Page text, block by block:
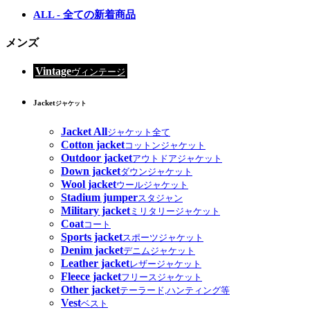
ALL - 全ての新着商品
メンズ
Vintageヴィンテージ
Jacketジャケット
Jacket Allジャケット全て
Cotton jacketコットンジャケット
Outdoor jacketアウトドアジャケット
Down jacketダウンジャケット
Wool jacketウールジャケット
Stadium jumperスタジャン
Military jacketミリタリージャケット
Coatコート
Sports jacketスポーツジャケット
Denim jacketデニムジャケット
Leather jacketレザージャケット
Fleece jacketフリースジャケット
Other jacketテーラード,ハンティング等
Vestベスト